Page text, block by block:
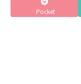
Pocket